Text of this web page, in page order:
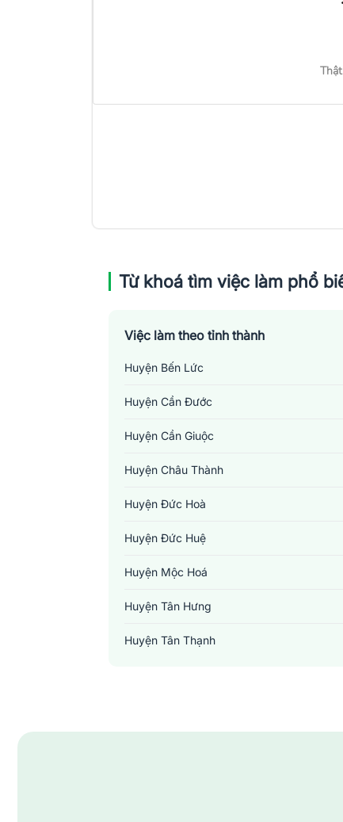
Từ khoá tìm việc làm phổ
Việc làm theo tỉnh thành
Huyện Bến Lức
Huyện Cần Đước
Huyện Cần Giuộc
Huyện Châu Thành
Huyện Đức Hoà
Huyện Đức Huệ
Huyện Mộc Hoá
Huyện Tân Hưng
Huyện Tân Thạnh